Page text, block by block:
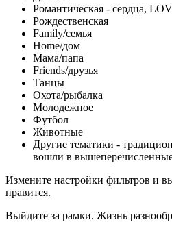
Романтическая - сердца,
Рождественская
Family/семья
Home/дом
Мама/папа
Friends/друзья
Танцы
Охота/рыбалка
Молодежное
Футбол
Животные
Другие тематики -
вошли в
Измените настройки фильтров и
нравится.
Выйдите за рамки. Жизнь